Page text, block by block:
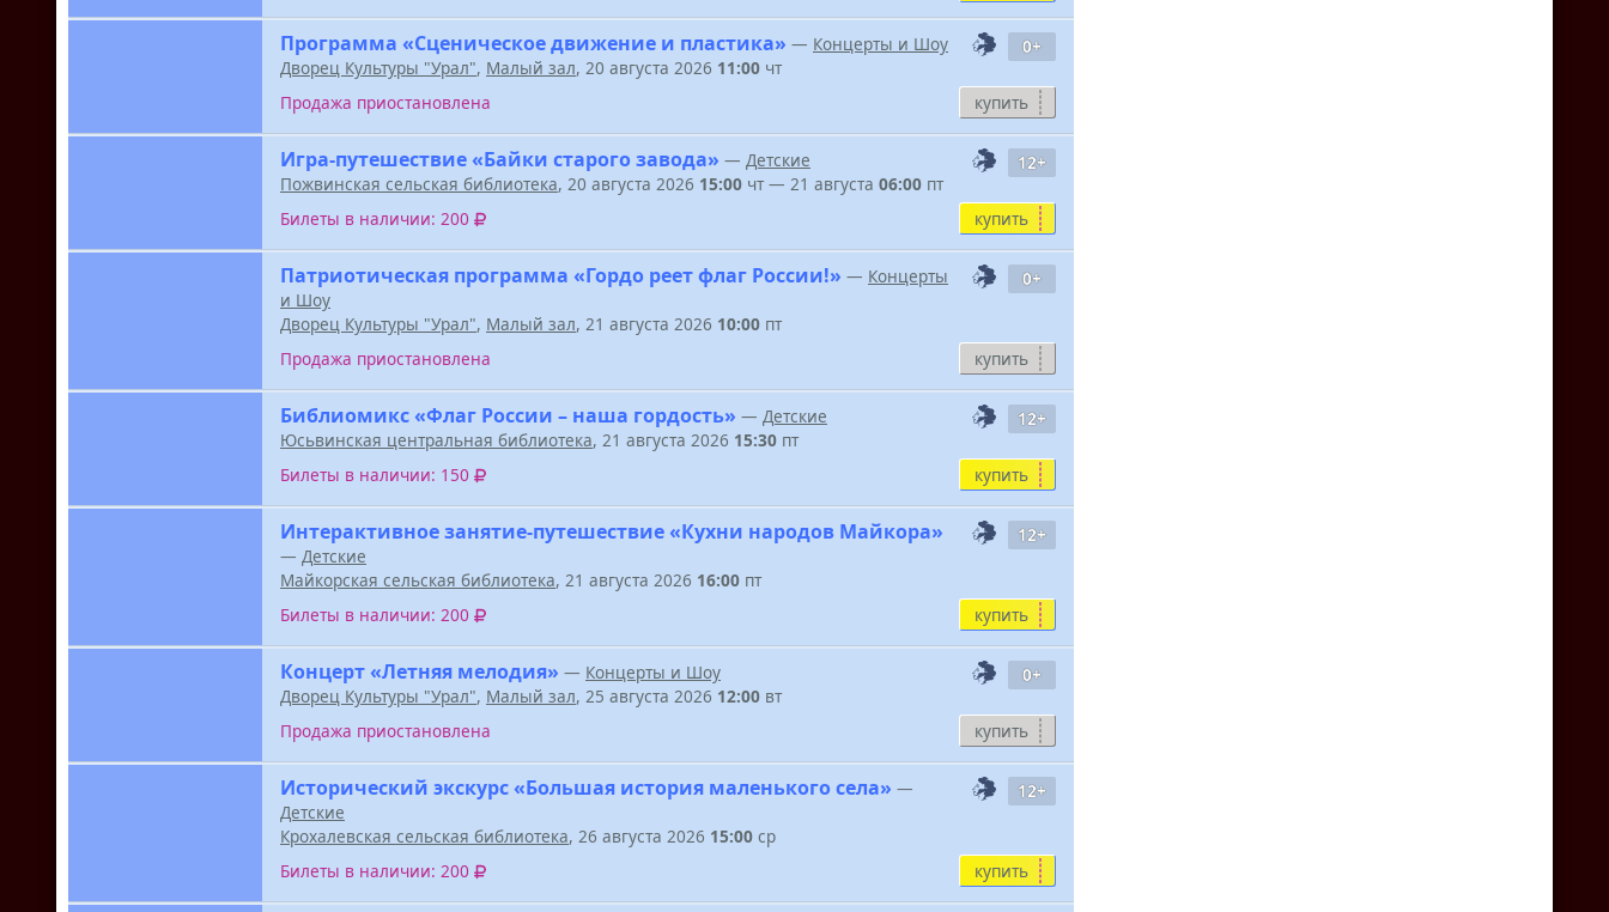
0+
Программа «Сценическое движение и пластика» — Концерты и Шоу
Дворец Культуры "Урал", Малый зал, 20 августа 2026 11:00 чт
Продажа приостановлена
купить
12+
Игра-путешествие «Байки старого завода» — Детские
Пожвинская сельская библиотека, 20 августа 2026 15:00 чт — 21 августа 06:00 пт
Билеты в наличии: 200
купить
0+
Патриотическая программа «Гордо реет флаг России!» — Концерты
и Шоу
Дворец Культуры "Урал", Малый зал, 21 августа 2026 10:00 пт
Продажа приостановлена
купить
12+
Библиомикс «Флаг России – наша гордость» — Детские
Юсьвинская центральная библиотека, 21 августа 2026 15:30 пт
Билеты в наличии: 150
купить
12+
Интерактивное занятие-путешествие «Кухни народов Майкора»
— Детские
Майкорская сельская библиотека, 21 августа 2026 16:00 пт
Билеты в наличии: 200
купить
0+
Концерт «Летняя мелодия» — Концерты и Шоу
Дворец Культуры "Урал", Малый зал, 25 августа 2026 12:00 вт
Продажа приостановлена
купить
12+
Исторический экскурс «Большая история маленького села» —
Детские
Крохалевская сельская библиотека, 26 августа 2026 15:00 ср
Билеты в наличии: 200
купить